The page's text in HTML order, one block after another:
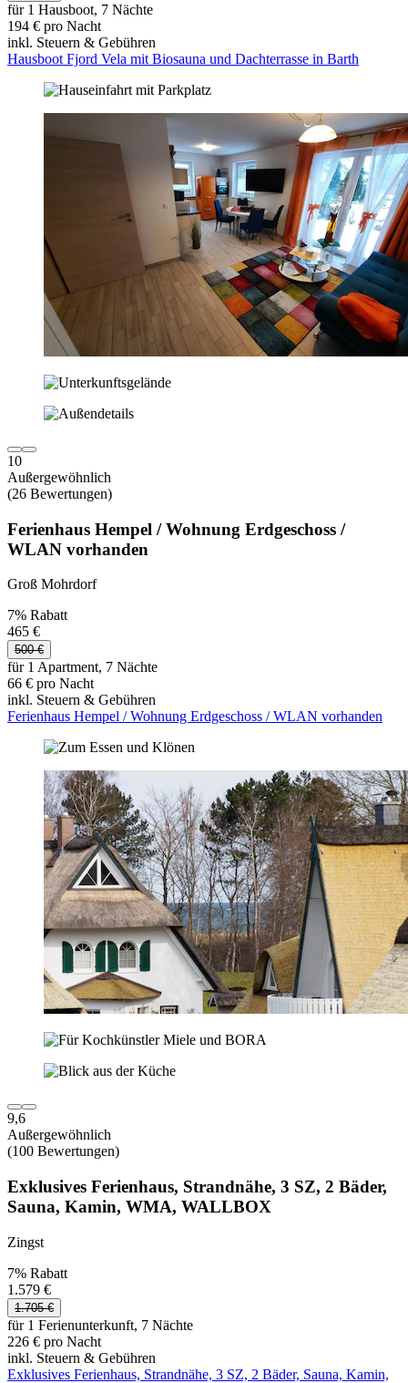
für 1 Hausboot, 7 Nächte
194 € pro Nacht
inkl. Steuern & Gebühren
Hausboot Fjord Vela mit Biosauna und Dachterrasse in Barth
10
Außergewöhnlich
(26 Bewertungen)
Ferienhaus Hempel / Wohnung Erdgeschoss /
WLAN vorhanden
Groß Mohrdorf
7% Rabatt
465 €
500 €
für 1 Apartment, 7 Nächte
66 € pro Nacht
inkl. Steuern & Gebühren
Ferienhaus Hempel / Wohnung Erdgeschoss / WLAN vorhanden
9,6
Außergewöhnlich
(100 Bewertungen)
Exklusives Ferienhaus, Strandnähe, 3 SZ, 2 Bäder,
Sauna, Kamin, WMA, WALLBOX
Zingst
7% Rabatt
1.579 €
1.705 €
für 1 Ferienunterkunft, 7 Nächte
226 € pro Nacht
inkl. Steuern & Gebühren
Exklusives Ferienhaus, Strandnähe, 3 SZ, 2 Bäder, Sauna, Kamin,